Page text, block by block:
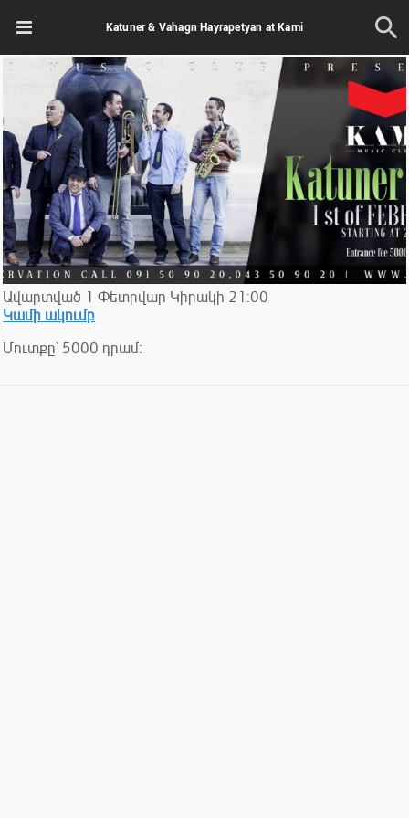
Katuner & Vahagn Hayrapetyan at Kami
Ավարտված 1 Փետրվար Կիրակի 21:00
Կամի ակումբ
Մուտքը` 5000 դրամ: